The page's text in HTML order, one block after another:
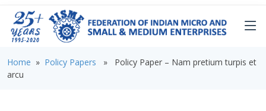
Home » Policy Papers » Policy Paper – Nam pretium turpis et
arcu